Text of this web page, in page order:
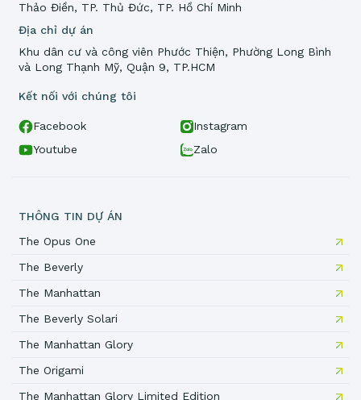
Địa chỉ dự án
Khu dân cư và công viên Phước Thiện, Phường Long Bình
và Long Thạnh Mỹ, Quận 9, TP.HCM
Thảo Điền, TP. Thủ Đức, TP. Hồ Chí Minh
Kết nối với chúng tôi
Facebook
Instagram
Youtube
Zalo
THÔNG TIN DỰ ÁN
The Opus One
The Beverly
The Manhattan
The Beverly Solari
The Manhattan Glory
The Origami
The Manhattan Glory Limited Edition